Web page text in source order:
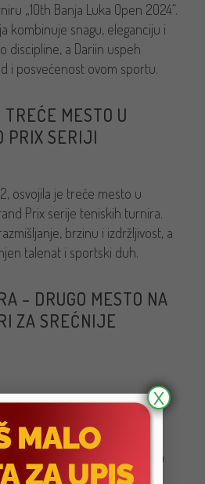
„10th Banja Luka Open 2024“.
kombinuje snagu, eleganciju i
discipline, a Dariin uspeh
i posvećenost ovom sportu.
MESTO U
PRIX SERIJI
osvojila je treće mesto u
Prix serije teniskih turnira.
brzinu i izdržljivost, a
talenat i sportski duh.
– DRUGO MESTO NA
ZA SREĆNIJE
I-3 osvojila je drugo mesto
detinjstvo”. Teodora je
podržavati humanitarne
zdravlje i društvenu
X